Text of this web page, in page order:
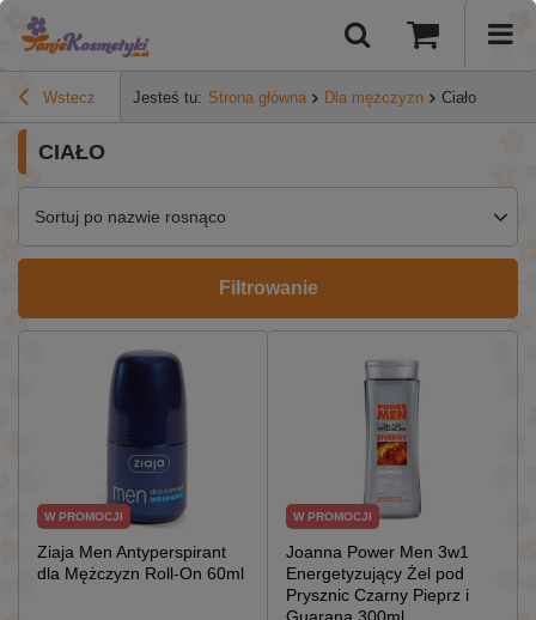
Wstecz Jesteś tu: Strona główna Dla mężczyzn Ciało
CIAŁO
Sortuj po nazwie rosnąco
Filtrowanie
W PROMOCJI
Ziaja Men Antyperspirant
dla Mężczyzn Roll-On 60ml
W PROMOCJI
Joanna Power Men 3w1
Energetyzujący Żel pod
Prysznic Czarny Pieprz i
Guarana 300ml